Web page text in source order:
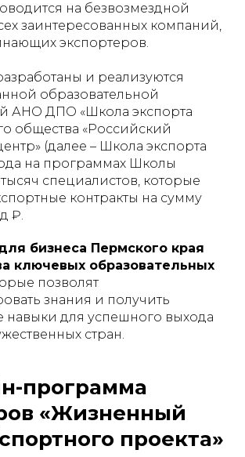
на безвозмездной
заинтересованных компаний,
экспортеров.
и реализуются
образовательной
АНО ДПО «Школа экспорта
общества «Российский
(далее – Школа экспорта
на программах Школы
специалистов, которые
контракты на сумму
₽.
бизнеса Пермского края
ключевых образовательных
позволят
знания и получить
навыки для успешного выхода
стран.
программа
«Жизненный
проекта»